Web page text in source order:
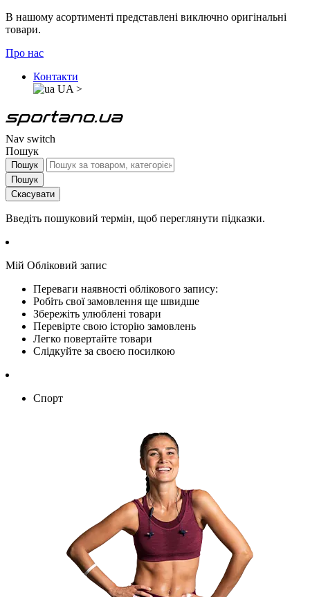
В нашому асортименті представлені виключно оригінальні
товари.
Про нас
Контакти
UA >
Nav switch
Пошук
Пошук
Пошук
Скасувати
Введіть пошуковий термін, щоб переглянути підказки.
Мій Обліковий запис
Переваги наявності облікового запису:
Робіть свої замовлення ще швидше
Збережіть улюблені товари
Перевірте свою історію замовлень
Легко повертайте товари
Слідкуйте за своєю посилкою
Спорт